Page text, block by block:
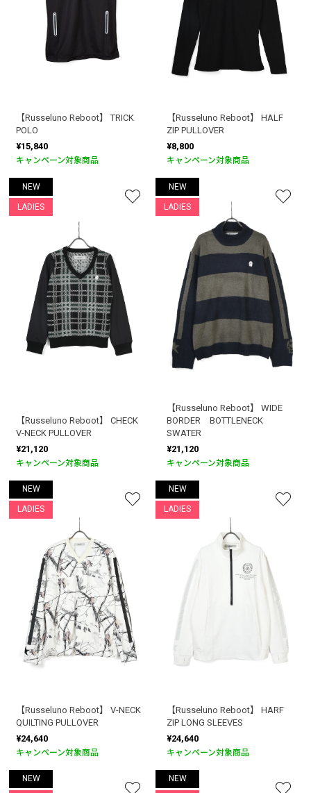
【Russeluno Reboot】 TRICK
POLO
¥15,840
キャンペーン対象商品
【Russeluno Reboot】 HALF
ZIP PULLOVER
¥8,800
キャンペーン対象商品
NEW
LADIES
【Russeluno Reboot】 CHECK
V-NECK PULLOVER
¥21,120
キャンペーン対象商品
NEW
LADIES
【Russeluno Reboot】 WIDE
BORDER BOTTLENECK
SWATER
¥21,120
キャンペーン対象商品
NEW
LADIES
【Russeluno Reboot】 V-NECK
QUILTING PULLOVER
¥24,640
キャンペーン対象商品
NEW
LADIES
【Russeluno Reboot】 HARF
ZIP LONG SLEEVES
¥24,640
キャンペーン対象商品
NEW NEW